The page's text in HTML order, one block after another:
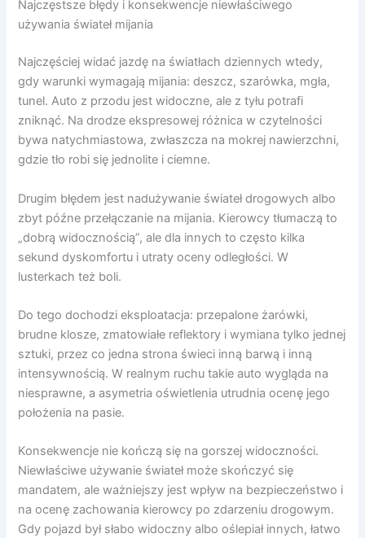
Najczęstsze błędy i konsekwencje niewłaściwego
używania świateł mijania
Najczęściej widać jazdę na światłach dziennych wtedy,
gdy warunki wymagają mijania: deszcz, szarówka, mgła,
tunel. Auto z przodu jest widoczne, ale z tyłu potrafi
zniknąć. Na drodze ekspresowej różnica w czytelności
bywa natychmiastowa, zwłaszcza na mokrej nawierzchni,
gdzie tło robi się jednolite i ciemne.
Drugim błędem jest nadużywanie świateł drogowych albo
zbyt późne przełączanie na mijania. Kierowcy tłumaczą to
„dobrą widocznością”, ale dla innych to często kilka
sekund dyskomfortu i utraty oceny odległości. W
lusterkach też boli.
Do tego dochodzi eksploatacja: przepalone żarówki,
brudne klosze, zmatowiałe reflektory i wymiana tylko jednej
sztuki, przez co jedna strona świeci inną barwą i inną
intensywnością. W realnym ruchu takie auto wygląda na
niesprawne, a asymetria oświetlenia utrudnia ocenę jego
położenia na pasie.
Konsekwencje nie kończą się na gorszej widoczności.
Niewłaściwe używanie świateł może skończyć się
mandatem, ale ważniejszy jest wpływ na bezpieczeństwo i
na ocenę zachowania kierowcy po zdarzeniu drogowym.
Gdy pojazd był słabo widoczny albo oślepiał innych, łatwo